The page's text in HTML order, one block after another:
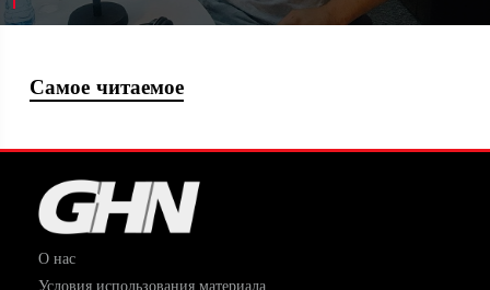
Самое читаемое
О нас
Условия использования материала